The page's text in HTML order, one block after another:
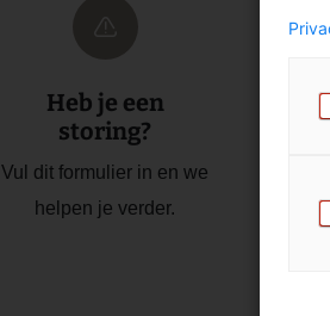
Heb je een
storing?
Vul dit formulier in en we
helpen je verder.